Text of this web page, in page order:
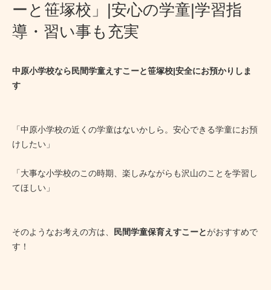
ーと笹塚校」|安心の学童|学習指
導・習い事も充実
中原小学校なら民間学童えすこーと笹塚校|安全にお預かりしま
す
「中原小学校の近くの学童はないかしら。安心できる学童にお預
けしたい」
「大事な小学校のこの時期、楽しみながらも沢山のことを学習し
てほしい」
そのようなお考えの方は、 民間学童保育えすこーとがおすすめで
す！